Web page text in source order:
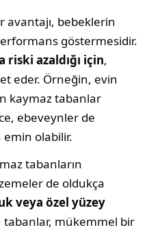
avantajı, bebeklerin
göstermesidir.
azaldığı için,
eder. Örneğin, evin
kaymaz tabanlar
ebeveynler de
emin olabilir.
tabanların
de oldukça
veya özel yüzey
tabanlar, mükemmel bir